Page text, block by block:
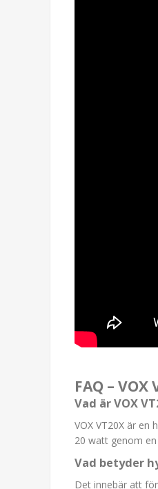
FAQ – VOX
Vad är VOX
VOX VT20X är
20 watt genom
Vad betyder
Det innebär att